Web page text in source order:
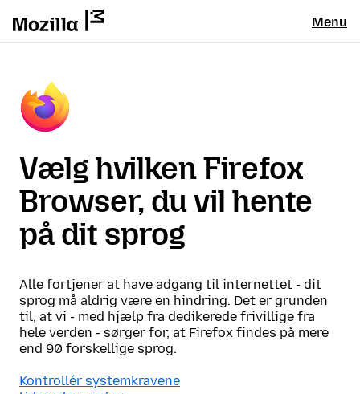
Menu
Vælg hvilken Firefox
Browser, du vil hente
på dit sprog
Alle fortjener at have adgang til internettet - dit
sprog må aldrig være en hindring. Det er grunden
til, at vi - med hjælp fra dedikerede frivillige fra
hele verden - sørger for, at Firefox findes på mere
end 90 forskellige sprog.
Kontrollér systemkravene